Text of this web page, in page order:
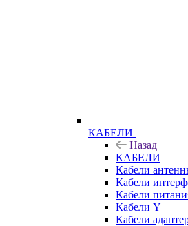
КАБЕЛИ
Назад
КАБЕЛИ
Кабели
Кабели
Кабели
Кабели Y
Кабели